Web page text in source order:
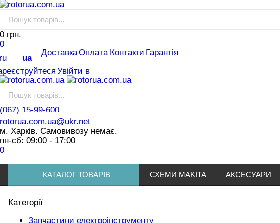
0 грн.
0
ua
ДоставкаОплата Контакти Гарантія
Увійти в
(067) 15-99-600
rotorua.com.ua@ukr.net
м. Харків. Самовивозу немає.
пн-сб: 09:00 - 17:00
0
КАТАЛОГ ТОВАРІВ СХЕМИ MAKITA АКСЕСУАРИ
Категорії
Запчастини електроінструменту